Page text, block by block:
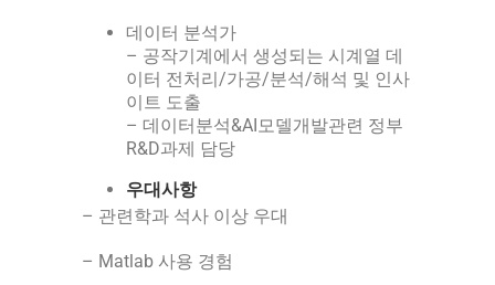
데이터 분석가
– 공작기계에서 생성되는 시계열 데
이터 전처리/가공/분석/해석 및 인사
이트 도출
– 데이터분석&AI모델개발관련 정부
R&D과제 담당
우대사항
– 관련학과 석사 이상 우대
– Matlab 사용 경험